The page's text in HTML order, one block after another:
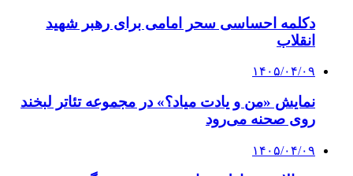
دکلمه‌ احساسی سحر امامی برای رهبر شهید
انقلاب
۱۴۰۵/۰۴/۰۹
نمایش «من و یادت میاد؟» در مجموعه تئاتر لبخند
روی صحنه می‌رود
۱۴۰۵/۰۴/۰۹